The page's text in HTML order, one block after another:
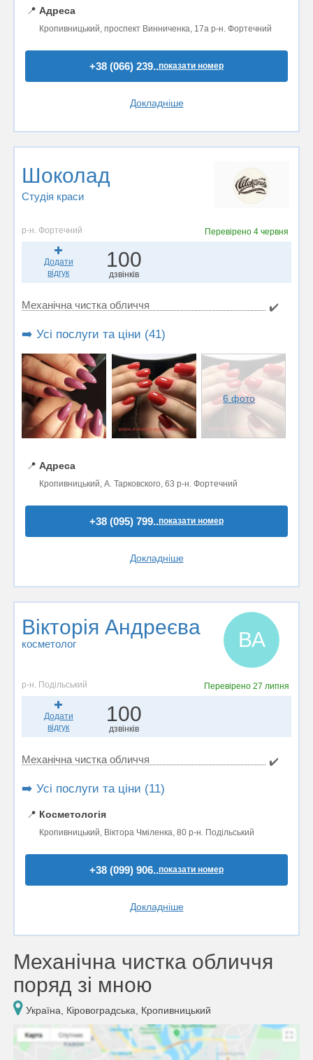
📍 Адреса
Кропивницький, проспект Винниченка, 17а р-н. Фортечний
+38 (066) 239..показати номер
Докладніше
Шоколад
Студія краси
р-н. Фортечний Перевірено 4 червня
Додати
відгук
100
дзвінків
Механічна чистка обличчя ✔️
➡️ Усі послуги та ціни (41)
6 фото
📍 Адреса
Кропивницький, А. Тарковского, 63 р-н. Фортечний
+38 (095) 799..показати номер
Докладніше
Вікторія Андреєва
косметолог ВА
р-н. Подільський Перевірено 27 липня
Додати
відгук
100
дзвінків
Механічна чистка обличчя ✔️
➡️ Усі послуги та ціни (11)
📍 Косметологія
Кропивницький, Віктора Чміленка, 80 р-н. Подільський
+38 (099) 906..показати номер
Докладніше
Механічна чистка обличчя
поряд зі мною
Україна, Кіровоградська, Кропивницький